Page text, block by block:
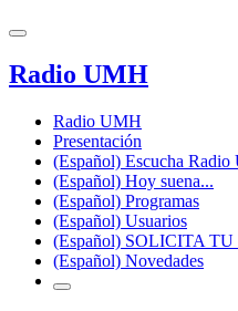
Radio UMH
Radio UMH
Presentación
(Español) Escucha
(Español) Hoy suena...
(Español) Programas
(Español) Usuarios
(Español) SOLICITA
(Español) Novedades